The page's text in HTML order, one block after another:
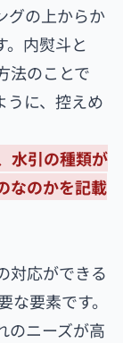
グの上からか
。内熨斗と
法のことで
うに、控えめ
水引の種類が
なのかを記載
対応ができる
な要素です。
のニーズが高